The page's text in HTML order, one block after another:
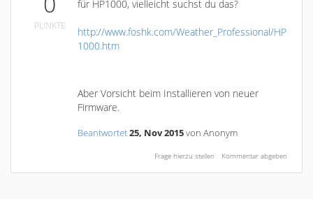
PUNKTE
für HP1000, vielleicht suchst du das?
http://www.foshk.com/Weather_Professional/HP
1000.htm
Aber Vorsicht beim Installieren von neuer
Firmware.
Beantwortet25, Nov 2015von Anonym